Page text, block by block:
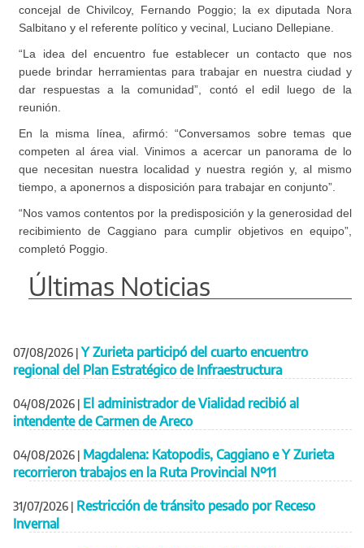
concejal de Chivilcoy, Fernando Poggio; la ex diputada Nora
Salbitano y el referente político y vecinal, Luciano Dellepiane.
“La idea del encuentro fue establecer un contacto que nos
puede brindar herramientas para trabajar en nuestra ciudad y
dar respuestas a la comunidad”, contó el edil luego de la
reunión.
En la misma línea, afirmó: “Conversamos sobre temas que
competen al área vial. Vinimos a acercar un panorama de lo
que necesitan nuestra localidad y nuestra región y, al mismo
tiempo, a aponernos a disposición para trabajar en conjunto”.
“Nos vamos contentos por la predisposición y la generosidad del
recibimiento de Caggiano para cumplir objetivos en equipo”,
completó Poggio.
Últimas Noticias
07/08/2026 | Y Zurieta participó del cuarto encuentro
regional del Plan Estratégico de Infraestructura
04/08/2026 | El administrador de Vialidad recibió al
intendente de Carmen de Areco
04/08/2026 | Magdalena: Katopodis, Caggiano e Y Zurieta
recorrieron trabajos en la Ruta Provincial Nº11
31/07/2026 | Restricción de tránsito pesado por Receso
Invernal